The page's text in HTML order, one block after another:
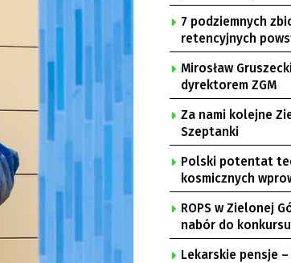
7 podziemnych
retencyjnych
Gazowni
Mirosław
dyrektorem ZGM
Za nami kolejne
Szeptanki
Polski potentat
kosmicznych
Zielonej Góry
ROPS w Zielonej
nabór do
Seniora”
Lekarskie pensje